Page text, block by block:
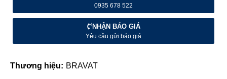
0935 678 522
NHẬN BÁO GIÁ
Yêu cầu gửi báo giá
Thương hiệu: BRAVAT